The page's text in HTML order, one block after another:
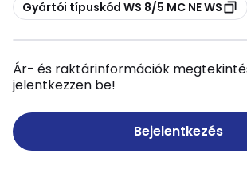
Gyártói típuskód WS 8/5 MC NE WS
Ár- és raktárinformációk
jelentkezzen be!
Bejelentkezés